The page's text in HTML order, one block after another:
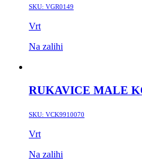
SKU: VGR0149
Vrt
Na zalihi
RUKAVICE MALE
SKU: VCK9910070
Vrt
Na zalihi